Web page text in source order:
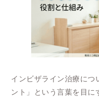
インビザライン治療につ
ント」という言葉を目に